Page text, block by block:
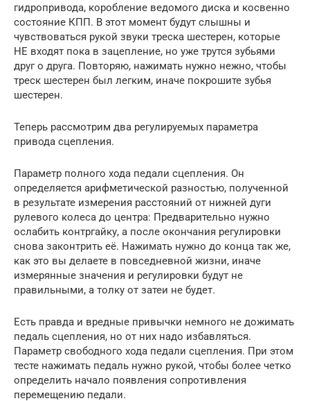
гидропривода, коробление ведомого диска и косвенно
состояние КПП. В этот момент будут слышны и
чувствоваться рукой звуки треска шестерен, которые
НЕ входят пока в зацепление, но уже трутся зубьями
друг о друга. Повторяю, нажимать нужно нежно, чтобы
треск шестерен был легким, иначе покрошите зубья
шестерен.
Теперь рассмотрим два регулируемых параметра
привода сцепления.
Параметр полного хода педали сцепления. Он
определяется арифметической разностью, полученной
в результате измерения расстояний от нижней дуги
рулевого колеса до центра: Предварительно нужно
ослабить контргайку, а после окончания регулировки
снова законтрить её. Нажимать нужно до конца так же,
как это вы делаете в повседневной жизни, иначе
измерянные значения и регулировки будут не
правильными, а толку от затеи не будет.
Есть правда и вредные привычки немного не дожимать
педаль сцепления, но от них надо избавляться.
Параметр свободного хода педали сцепления. При этом
тесте нажимать педаль нужно рукой, чтобы более четко
определить начало появления сопротивления
перемещению педали.